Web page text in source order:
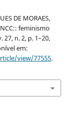
DE MORAES,
feminismo
27, n. 2, p. 1–20,
em:
view/77555.